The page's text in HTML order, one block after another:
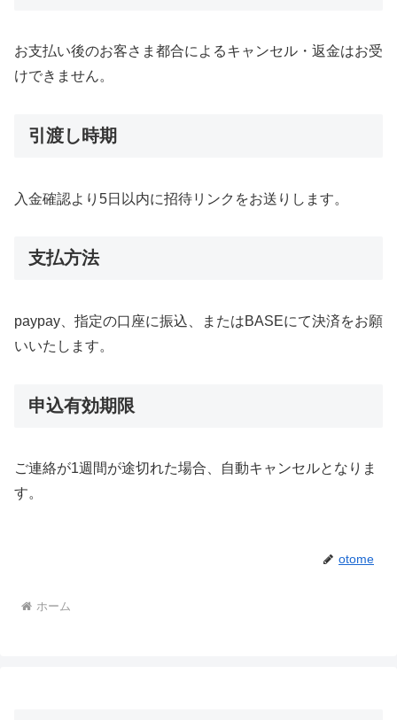
お支払い後のお客さま都合によるキャンセル・返金はお受
けできません。
引渡し時期
入金確認より5日以内に招待リンクをお送りします。
支払方法
paypay、指定の口座に振込、またはBASEにて決済をお願
いいたします。
申込有効期限
ご連絡が1週間が途切れた場合、自動キャンセルとなりま
す。
otome
ホーム